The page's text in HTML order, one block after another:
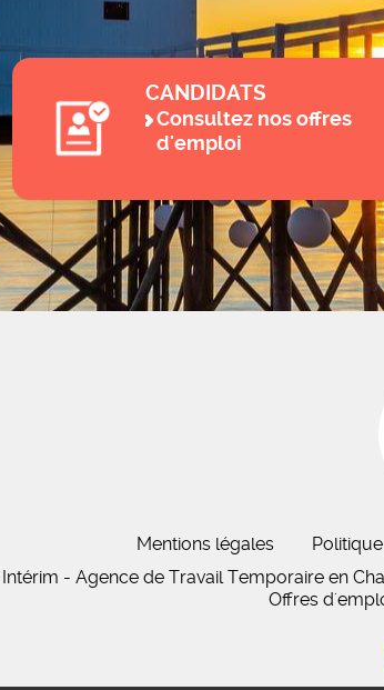
CANDIDATS
Consultez nos offres
d'emploi
Mentions légales
- Agence de Travail Temporaire en
Offres